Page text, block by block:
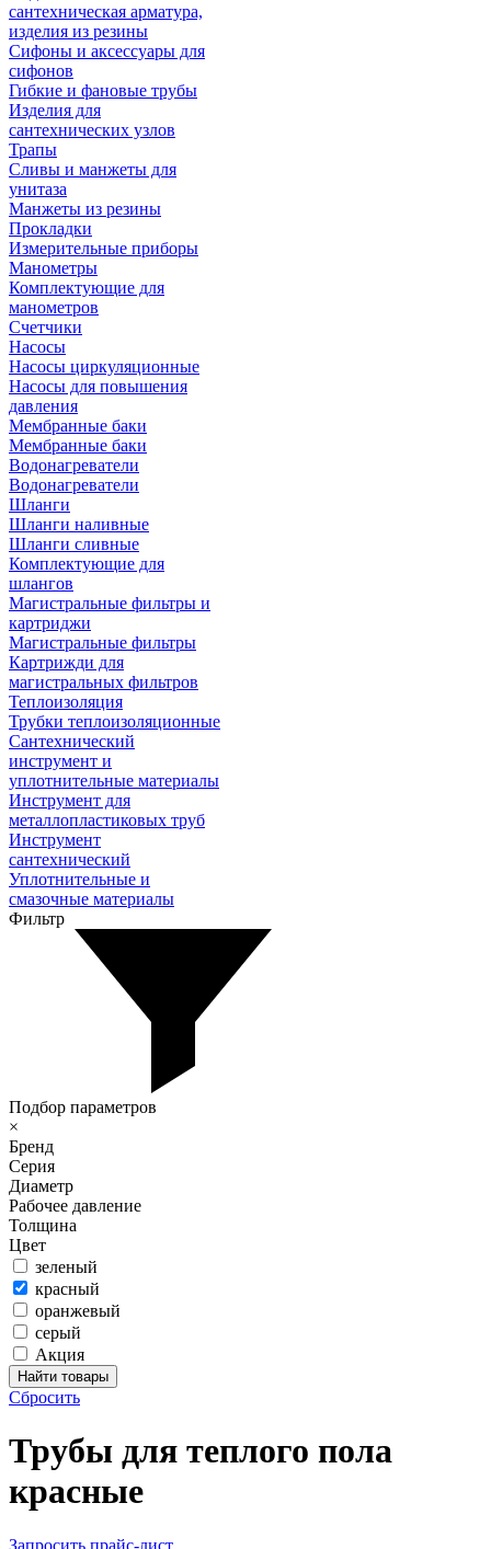
Трубы для теплого пола
красные
Запросить прайс-лист
сантехническая арматура,
изделия из резины
Сифоны и аксессуары для
сифонов
Гибкие и фановые трубы
Изделия для
сантехнических узлов
Трапы
Сливы и манжеты для
унитаза
Манжеты из резины
Прокладки
Измерительные приборы
Манометры
Комплектующие для
манометров
Счетчики
Насосы
Насосы циркуляционные
Насосы для повышения
давления
Мембранные баки
Мембранные баки
Водонагреватели
Водонагреватели
Шланги
Шланги наливные
Шланги сливные
Комплектующие для
шлангов
Магистральные фильтры и
картриджи
Магистральные фильтры
Картрижди для
магистральных фильтров
Теплоизоляция
Трубки теплоизоляционные
Сантехнический
инструмент и
уплотнительные материалы
Инструмент для
металлопластиковых труб
Инструмент
сантехнический
Уплотнительные и
смазочные материалы
Фильтр
Подбор параметров
×
Бренд
Серия
Диаметр
Рабочее давление
Толщина
Цвет
зеленый
красный
оранжевый
серый
Акция
Сбросить